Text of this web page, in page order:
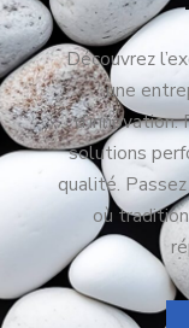
Découvrez
une
solutions
qualité.
où